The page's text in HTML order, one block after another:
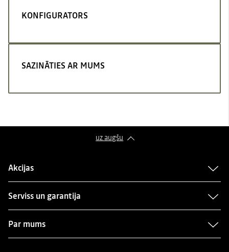
KONFIGURATORS
SAZINĀTIES AR MUMS
uz augšu
Akcijas
Serviss un garantija
Par mums